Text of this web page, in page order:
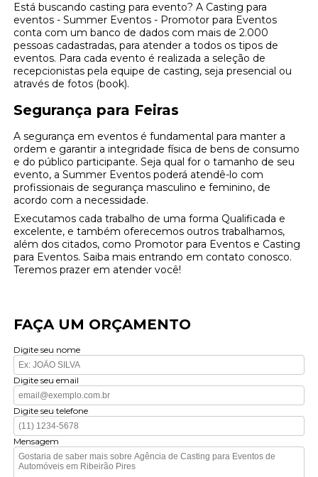
Está buscando casting para evento? A Casting para
eventos - Summer Eventos - Promotor para Eventos
conta com um banco de dados com mais de 2.000
pessoas cadastradas, para atender a todos os tipos de
eventos. Para cada evento é realizada a seleção de
recepcionistas pela equipe de casting, seja presencial ou
através de fotos (book).
Segurança para Feiras
A segurança em eventos é fundamental para manter a
ordem e garantir a integridade física de bens de consumo
e do público participante. Seja qual for o tamanho de seu
evento, a Summer Eventos poderá atendê-lo com
profissionais de segurança masculino e feminino, de
acordo com a necessidade.
Executamos cada trabalho de uma forma Qualificada e
excelente, e também oferecemos outros trabalhamos,
além dos citados, como Promotor para Eventos e Casting
para Eventos. Saiba mais entrando em contato conosco.
Teremos prazer em atender você!
FAÇA UM ORÇAMENTO
Digite seu nome
Digite seu email
Digite seu telefone
Mensagem